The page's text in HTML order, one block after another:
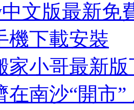
文版最新免
機下載安裝
家小哥最新版
在南沙“開市